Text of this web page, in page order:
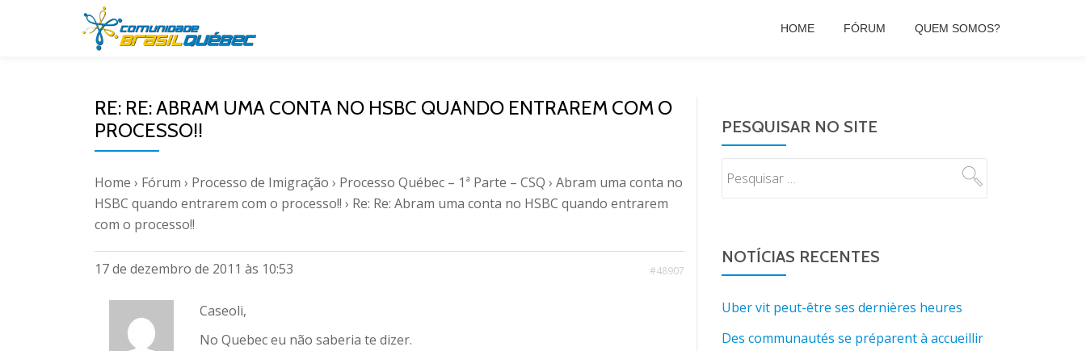
HOME FÓRUM QUEM SOMOS?
RE: RE: ABRAM UMA CONTA NO HSBC QUANDO ENTRAREM COM O
PROCESSO!!
Home › Fórum › Processo de Imigração › Processo Québec – 1ª Parte – CSQ › Abram uma conta no
HSBC quando entrarem com o processo!! › Re: Re: Abram uma conta no HSBC quando entrarem
com o processo!!
17 de dezembro de 2011 às 10:53 #48907
Caseoli,
No Quebec eu não saberia te dizer.
PESQUISAR NO SITE
NOTÍCIAS RECENTES
Uber vit peut-être ses dernières heures
Des communautés se préparent à accueillir